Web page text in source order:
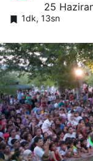
25
1dk, 13sn